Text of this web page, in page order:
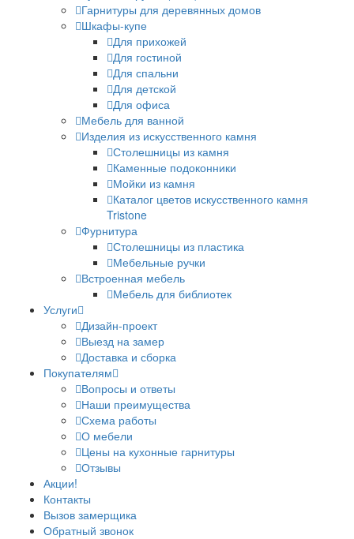
Гарнитуры для деревянных домов
Шкафы-купе
Для прихожей
Для гостиной
Для спальни
Для детской
Для офиса
Мебель для ванной
Изделия из искусственного камня
Столешницы из камня
Каменные подоконники
Мойки из камня
Каталог цветов искусственного камня
Tristone
Фурнитура
Столешницы из пластика
Мебельные ручки
Встроенная мебель
Мебель для библиотек
Услуги
Дизайн-проект
Выезд на замер
Доставка и сборка
Покупателям
Вопросы и ответы
Наши преимущества
Схема работы
О мебели
Цены на кухонные гарнитуры
Отзывы
Акции!
Контакты
Вызов замерщика
Обратный звонок